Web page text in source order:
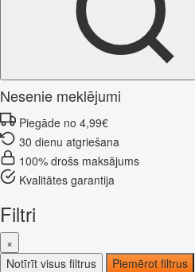
Nesenie meklējumi
Piegāde no 4,99€
30 dienu atgriešana
100% drošs maksājums
Kvalitātes garantija
Filtri
×
Notīrīt visus filtrus
Piemērot filtrus